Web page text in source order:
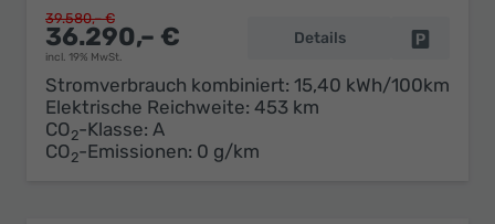
36.290,– €
incl. 19% MwSt.
39.580,– €
Details
Stromverbrauch kombiniert: 15,40 kWh/100km
Elektrische Reichweite: 453 km
CO2-Klasse: A
CO2-Emissionen: 0 g/km